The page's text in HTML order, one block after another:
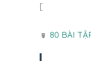
[
80 BÀI